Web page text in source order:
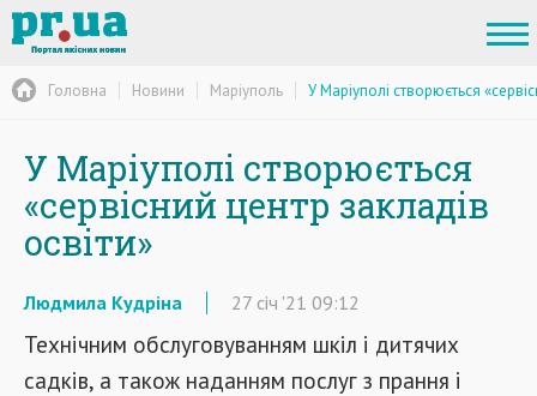
Головна Новини Маріуполь У Маріуполі створюється
У Маріуполі створюється
«сервісний центр закладів
освіти»
Людмила Кудріна 27 січ '21 09:12
Технічним обслуговуванням шкіл і дитячих
садків, а також наданням послуг з прання і